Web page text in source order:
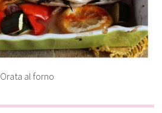
Orata al forno